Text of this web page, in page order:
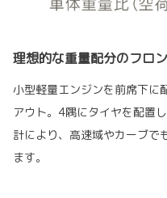
理想的な重量配分のフロ
小型軽量エンジンを前席下に
アウト。4隅にタイヤを配置
計により、高速域やカーブで
ます。